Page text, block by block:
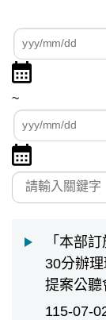
查
詢
日
區
間
查
詢
起
期
點
選
擇
日
期
日
~
查
詢
迄
日
點
擊
關鍵字
「本部
30分辦
提案公聽
115-07-